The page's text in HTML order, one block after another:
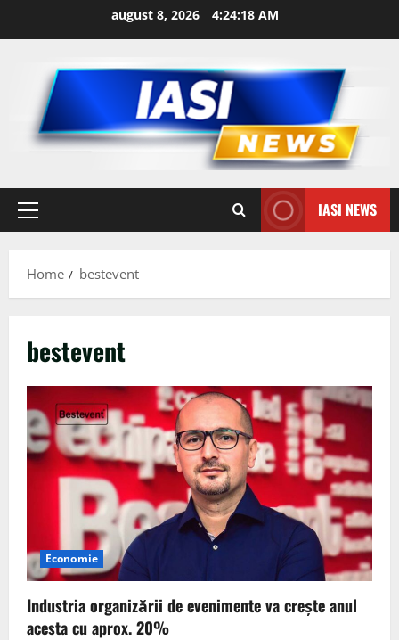
august 8, 2026 4:24:19 AM
Primary
IASI NEWS
Home bestevent
bestevent
Economie
Industria organizării de evenimente va crește anul
acesta cu aprox. 20%